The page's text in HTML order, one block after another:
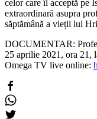
celor care îl acceptă pe
extraordinară asupra
săptămână a vieții lui
DOCUMENTAR:
25 aprilie 2021, ora 21,
Omega TV live online: